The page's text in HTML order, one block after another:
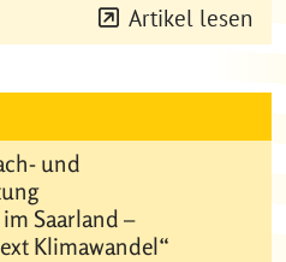
Artikel lesen
und
Saarland –
Klimawandel“